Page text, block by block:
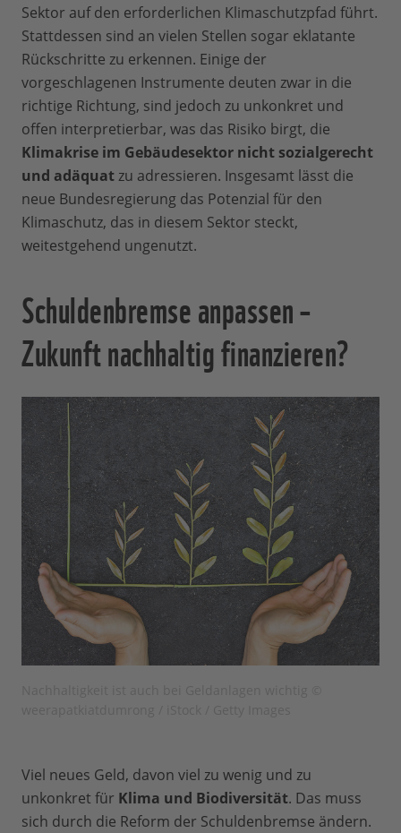
Sektor auf den erforderlichen Klimaschutzpfad führt.
Stattdessen sind an vielen Stellen sogar eklatante
Rückschritte zu erkennen. Einige der
vorgeschlagenen Instrumente deuten zwar in die
richtige Richtung, sind jedoch zu unkonkret und
offen interpretierbar, was das Risiko birgt, die
Klimakrise im Gebäudesektor nicht sozialgerecht
und adäquatzu adressieren. Insgesamt lässt die
neue Bundesregierung das Potenzial für den
Klimaschutz, das in diesem Sektor steckt,
weitestgehend ungenutzt.
Schuldenbremse anpassen –
Zukunft nachhaltig finanzieren?
Viel neues Geld, davon viel zu wenig und zu
unkonkret für Klima und Biodiversität. Das muss
sich durch die Reform der Schuldenbremse ändern.